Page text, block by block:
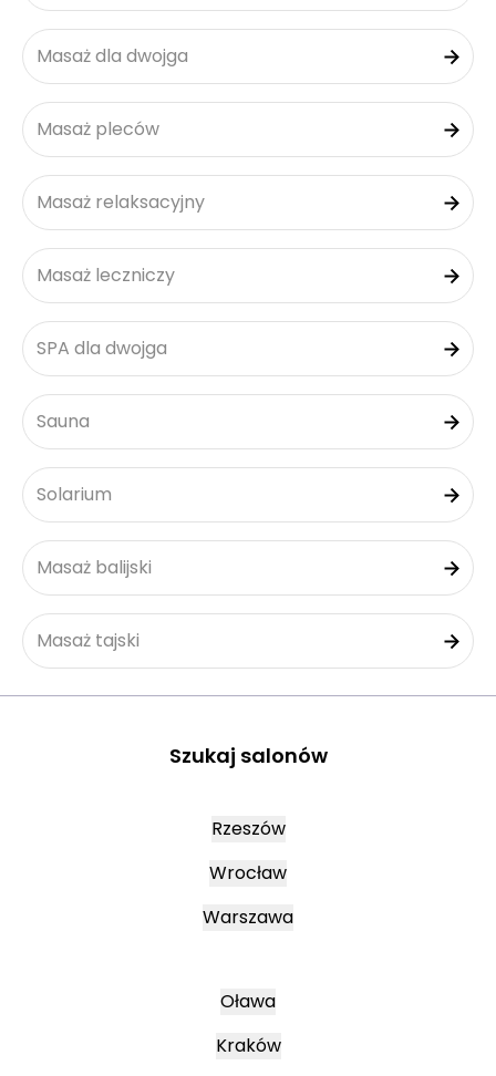
Masaż dla dwojga
Masaż pleców
Masaż relaksacyjny
Masaż leczniczy
SPA dla dwojga
Sauna
Solarium
Masaż balijski
Masaż tajski
Szukaj salonów
Rzeszów
Wrocław
Warszawa
Oława
Kraków